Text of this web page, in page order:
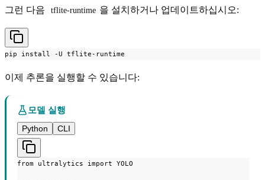
그런 다음 tflite-runtime 을 설치하거나 업데이트하십시오:
pip install -U tflite-runtime
이제 추론을 실행할 수 있습니다:
모델 실행
Python
CLI
from ultralytics import YOLO